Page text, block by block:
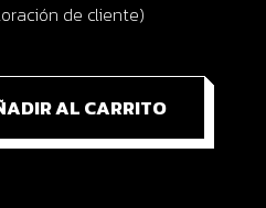
de cliente)
AL CARRITO